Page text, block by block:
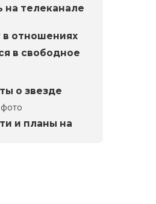
на телеканале
в отношениях
в свободное
о звезде
и планы на